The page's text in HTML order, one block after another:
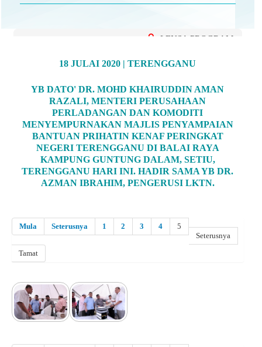
LENSA PROGRAM
18 JULAI 2020 | TERENGGANU
YB DATO' DR. MOHD KHAIRUDDIN AMAN
RAZALI, MENTERI PERUSAHAAN
PERLADANGAN DAN KOMODITI
MENYEMPURNAKAN MAJLIS PENYAMPAIAN
BANTUAN PRIHATIN KENAF PERINGKAT
NEGERI TERENGGANU DI BALAI RAYA
KAMPUNG GUNTUNG DALAM, SETIU,
TERENGGANU HARI INI. HADIR SAMA YB DR.
AZMAN IBRAHIM, PENGERUSI LKTN.
Mula Seterusnya 1 2 3 4
5
Seterusnya
Tamat